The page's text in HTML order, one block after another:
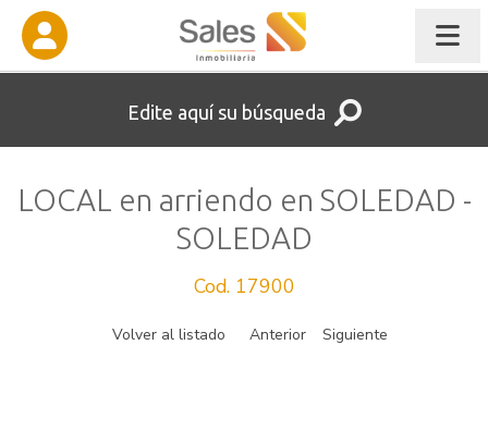
Edite aquí su búsqueda
LOCAL en arriendo en SOLEDAD -
SOLEDAD
Cod. 17900
Volver al listado Anterior Siguiente